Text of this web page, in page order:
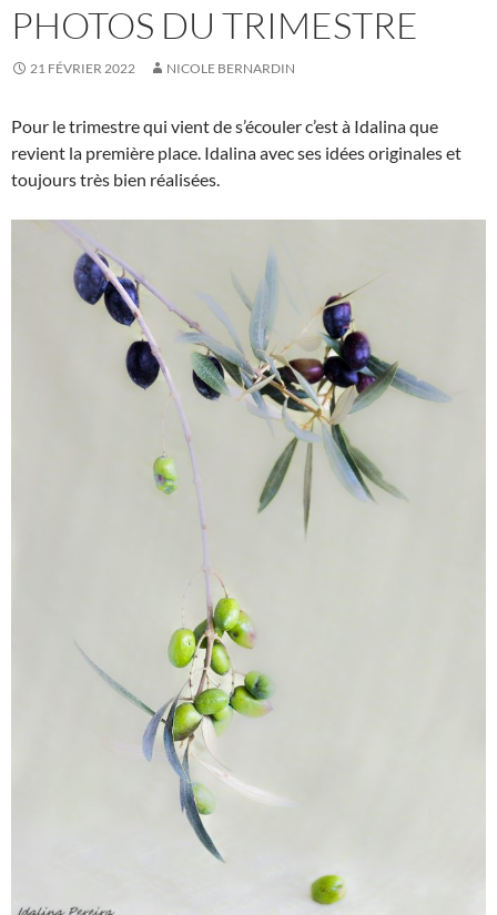
PHOTOS DU TRIMESTRE
21 FÉVRIER 2022 NICOLE BERNARDIN
Pour le trimestre qui vient de s’écouler c’est à Idalina que
revient la première place. Idalina avec ses idées originales et
toujours très bien réalisées.